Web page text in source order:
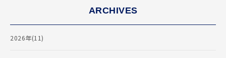
ARCHIVES
2026年(11)